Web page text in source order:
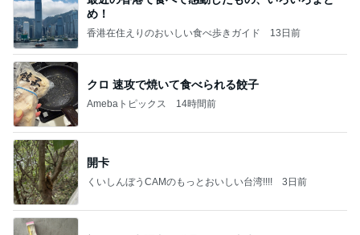
め！
香港在住えりのおいしい食べ歩きガイド 13日前
クロ 速攻で焼いて食べられる餃子
Amebaトピックス 14時間前
開卡
くいしんぼうCAMのもっとおいしい台湾!!!! 3日前